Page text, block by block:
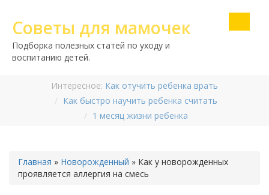
Советы для мамочек
Подборка полезных статей по уходу и
воспитанию детей.
Интересное: Как отучить ребенка врать
Как быстро научить ребенка считать
1 месяц жизни ребенка
Главная » Новорожденный » Как у новорожденных
проявляется аллергия на смесь